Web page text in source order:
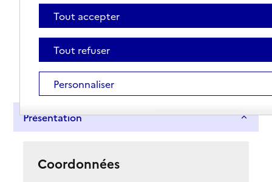
Tout déplier
Présentation
Coordonnées
Tout accepter
Tout refuser
Personnaliser